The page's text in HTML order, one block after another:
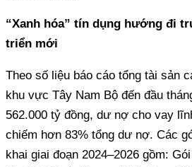
“Xanh hóa” tín dụng hướng đi
triển mới
Theo số liệu báo cáo tổng tài sản
khu vực Tây Nam Bộ đến đầu
562.000 tỷ đồng, dư nợ cho vay
chiếm hơn 83% tổng dư nợ. Các
khai giai đoạn 2024–2026 gồm: